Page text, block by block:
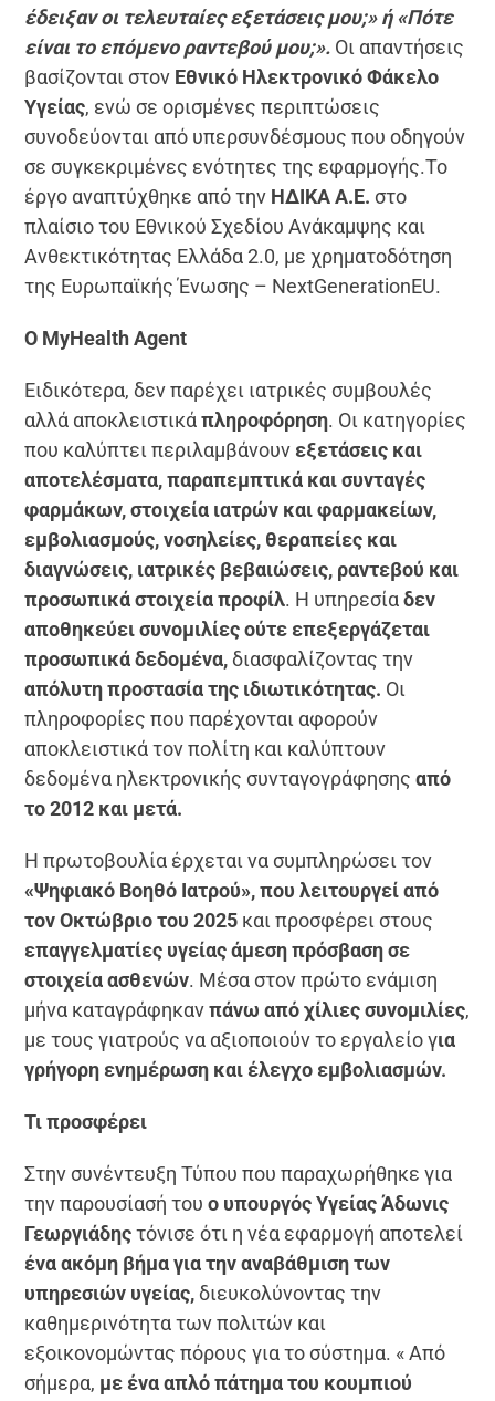
έδειξαν οι τελευταίες εξετάσεις μου;» ή «Πότε
είναι το επόμενο ραντεβού μου;». Οι απαντήσεις
βασίζονται στον Εθνικό Ηλεκτρονικό Φάκελο
Υγείας, ενώ σε ορισμένες περιπτώσεις
συνοδεύονται από υπερσυνδέσμους που οδηγούν
σε συγκεκριμένες ενότητες της εφαρμογής.Το
έργο αναπτύχθηκε από την ΗΔΙΚΑ Α.Ε. στο
πλαίσιο του Εθνικού Σχεδίου Ανάκαμψης και
Ανθεκτικότητας Ελλάδα 2.0, με χρηματοδότηση
της Ευρωπαϊκής Ένωσης – NextGenerationEU.
Ο MyHealth Agent
Ειδικότερα, δεν παρέχει ιατρικές συμβουλές
αλλά αποκλειστικάπληροφόρηση. Οι κατηγορίες
που καλύπτει περιλαμβάνουν εξετάσεις και
αποτελέσματα, παραπεμπτικά και συνταγές
φαρμάκων, στοιχεία ιατρών και φαρμακείων,
εμβολιασμούς, νοσηλείες, θεραπείες και
διαγνώσεις, ιατρικές βεβαιώσεις, ραντεβού και
προσωπικά στοιχεία προφίλ. Η υπηρεσίαδεν
αποθηκεύει συνομιλίες ούτε επεξεργάζεται
προσωπικά δεδομένα, διασφαλίζοντας την
απόλυτη προστασία της ιδιωτικότητας. Οι
πληροφορίες που παρέχονται αφορούν
αποκλειστικά τον πολίτη και καλύπτουν
δεδομένα ηλεκτρονικής συνταγογράφησηςαπό
το 2012 και μετά.
Η πρωτοβουλία έρχεται να συμπληρώσει τον
«Ψηφιακό Βοηθό Ιατρού», που λειτουργεί από
τον Οκτώβριο του 2025 και προσφέρει στους
επαγγελματίες υγείας άμεση πρόσβαση σε
στοιχεία ασθενών. Μέσα στον πρώτο ενάμιση
μήνα καταγράφηκανπάνω από χίλιες συνομιλίες,
με τους γιατρούς να αξιοποιούν το εργαλείο για
γρήγορη ενημέρωση και έλεγχο εμβολιασμών.
Τι προσφέρει
Στην συνέντευξη Τύπου που παραχωρήθηκε για
την παρουσίασή τουο υπουργός Υγείας Άδωνις
Γεωργιάδηςτόνισε ότι η νέα εφαρμογή αποτελεί
ένα ακόμη βήμα για την αναβάθμιση των
υπηρεσιών υγείας, διευκολύνοντας την
καθημερινότητα των πολιτών και
εξοικονομώντας πόρους για το σύστημα. « Από
σήμερα, με ένα απλό πάτημα του κουμπιού